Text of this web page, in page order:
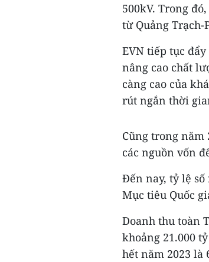
500kV. Trong
từ Quảng Trạch-
EVN tiếp tục
nâng cao chất
càng cao của
rút ngắn thời
Cũng trong năm
các nguồn vốn
Đến nay, tỷ lệ
Mục tiêu Quốc
Doanh thu toàn
khoảng 21.000
hết năm 2023 là